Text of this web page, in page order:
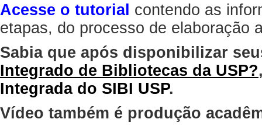
Acesse o tutorial contendo as
etapas, do processo de elaboração
Sabia que após disponibilizar
Integrado de Bibliotecas da USP?
Integrada do SIBI USP.
Vídeo também é produção